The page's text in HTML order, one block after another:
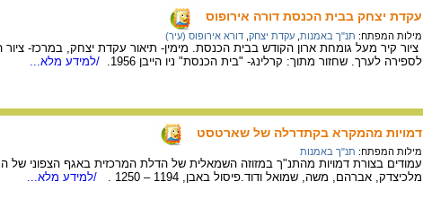
עקדת יצחק בבית הכנסת דורה אירופוס
מילות המפתח: תנ"ך באמנות עקדת יצחק דורא אירופוס (עיר)
לספירה לערך. שחזור מתוך: קרלינג- "בית הכנסת" ניו הייבן 1956.
/למידע מלא...
דמויות מהמקרא בקתדרלה של שארטסט
מילות המפתח: תנ"ך באמנות
עמודים בצורת דמויות מהתנ"ך במזוזה השמאלית של הדלת המרכזית באגף הצפוני
מלכיצדק, אברהם, משה, שמואל ודוד.פיסול באבן, 1194 – 1250 .
/למידע מלא...